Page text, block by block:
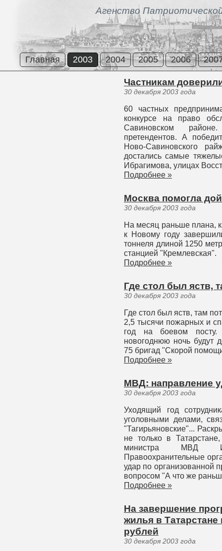
Агенство
Главная 2003 2004 2005 2006
Частникам
30 декабря 2003 года
60 частных
конкурсе на право
Савиновском
претендентов. А
Ново-Савиновского
достались самые
Ибрагимова, улицах
Подробнее »
Москва помогла
30 декабря 2003 года
На месяц раньше плана,
к Новому году
тоннеля длиной 1250
станцией "Кремлевская".
Подробнее »
Где стол был яств,
30 декабря 2003 года
Где стол был яств, там
2,5 тысячи пожарных и
год на боевом
новогоднюю ночь будут
75 бригад "Скорой
Подробнее »
МВД: направление
30 декабря 2003 года
Уходящий год
уголовными делами,
"Тагирьяновские"...
не только в
министра МВД
Правоохранительные
удар по организованной
вопросом "А что же
Подробнее »
На завершение
жилья в
рублей
30 декабря 2003 года